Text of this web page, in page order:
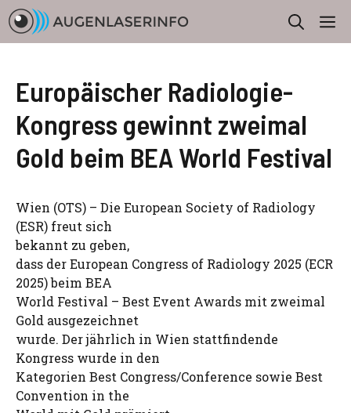
Zum
Inhalt
springen
Europäischer Radiologie-
Kongress gewinnt zweimal
Gold beim BEA World Festival
Wien (OTS) – Die European Society of Radiology
(ESR) freut sich
bekannt zu geben,
dass der European Congress of Radiology 2025 (ECR
2025) beim BEA
World Festival – Best Event Awards mit zweimal
Gold ausgezeichnet
wurde. Der jährlich in Wien stattfindende
Kongress wurde in den
Kategorien Best Congress/Conference sowie Best
Convention in the